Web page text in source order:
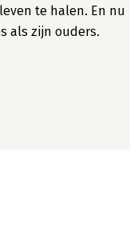
te halen. En nu
als zijn ouders.